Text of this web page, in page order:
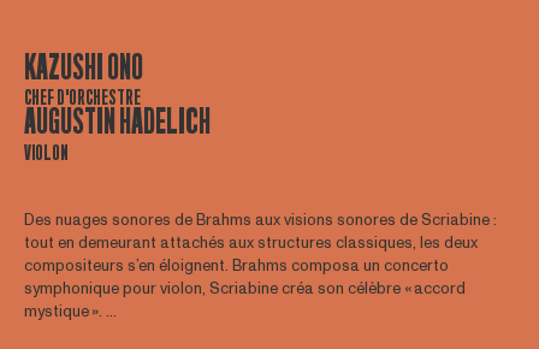
KAZUSHI ONO
CHEF D'ORCHESTRE
AUGUSTIN HADELICH
VIOLON
Des nuages sonores de Brahms aux visions sonores de Scriabine :
tout en demeurant attachés aux structures classiques, les deux
compositeurs s’en éloignent. Brahms composa un concerto
symphonique pour violon, Scriabine créa son célèbre « accord
mystique ». ...